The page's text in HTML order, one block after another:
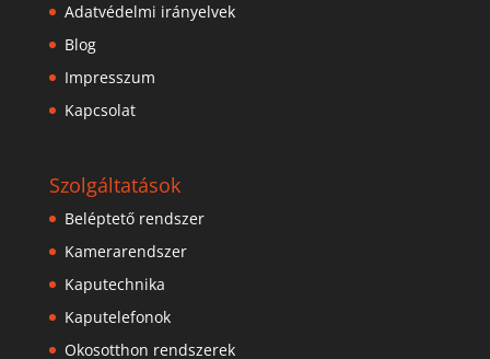
Adatvédelmi irányelvek
Blog
Impresszum
Kapcsolat
Szolgáltatások
Beléptető rendszer
Kamerarendszer
Kaputechnika
Kaputelefonok
Okosotthon rendszerek